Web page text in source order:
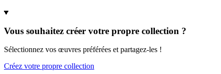
Vous souhaitez créer votre propre collection ?
Sélectionnez vos œuvres préférées et partagez-les !
Créez votre propre collection